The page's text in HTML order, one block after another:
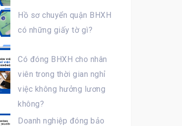
Hồ sơ chuyển quận BHXH
có những giấy tờ gì?
Có đóng BHXH cho nhân
viên trong thời gian nghỉ
việc không hưởng lương
không?
Doanh nghiệp đóng bảo